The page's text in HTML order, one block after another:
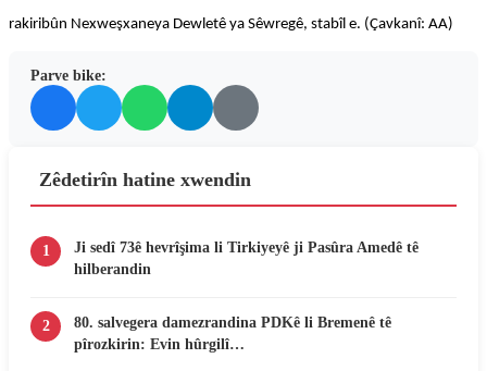
rakiribûn Nexweşxaneya Dewletê ya Sêwregê, stabîl e. (Çavkanî: AA)
Parve bike:
Zêdetirîn hatine xwendin
1
Ji sedî 73ê hevrîşima li Tirkiyeyê ji Pasûra Amedê tê
hilberandin
2
80. salvegera damezrandina PDKê li Bremenê tê
pîrozkirin: Evin hûrgilî…